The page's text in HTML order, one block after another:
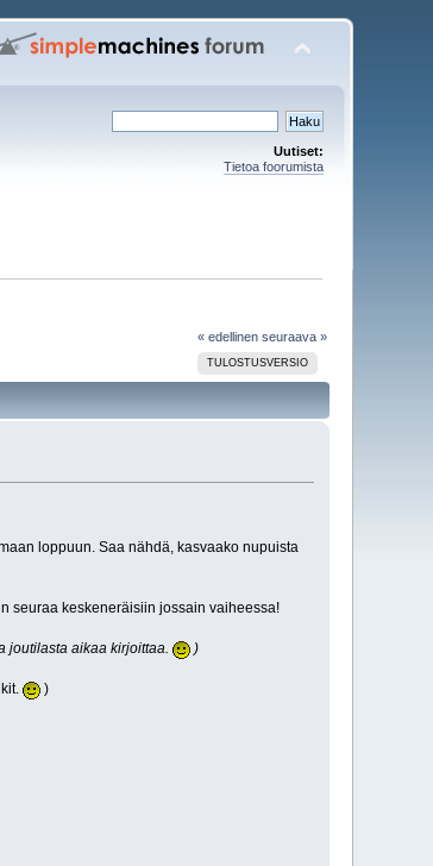
Uutiset:
Tietoa foorumista
« edellinen seuraava »
TULOSTUSVERSIO
loppuun. Saa nähdä, kasvaako nupuista
seuraa keskeneräisiin jossain vaiheessa!
joutilasta aikaa kirjoittaa. )
)